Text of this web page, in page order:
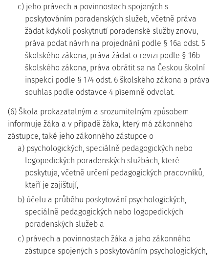
c) jeho právech a povinnostech spojených s
poskytováním poradenských služeb, včetně práva
žádat kdykoli poskytnutí poradenské služby znovu,
práva podat návrh na projednání podle § 16a odst. 5
školského zákona, práva žádat o revizi podle § 16b
školského zákona, práva obrátit se na Českou školní
inspekci podle § 174 odst. 6 školského zákona a práva
souhlas podle odstavce 4 písemně odvolat.
(6) Škola prokazatelným a srozumitelným způsobem
informuje žáka a v případě žáka, který má zákonného
zástupce, také jeho zákonného zástupce o
a) psychologických, speciálně pedagogických nebo
logopedických poradenských službách, které
poskytuje, včetně určení pedagogických pracovníků,
kteří je zajišťují,
b) účelu a průběhu poskytování psychologických,
speciálně pedagogických nebo logopedických
poradenských služeb a
c) právech a povinnostech žáka a jeho zákonného
zástupce spojených s poskytováním psychologických,